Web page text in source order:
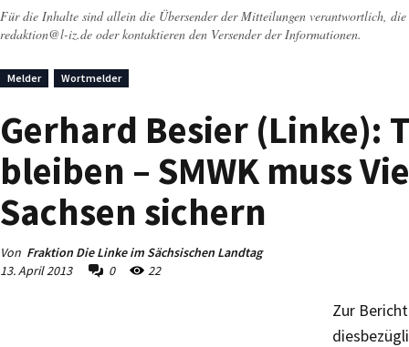
Für die Inhalte sind allein die Übersender der Mitteilungen verantwortlich, die
redaktion@l-iz.de oder kontaktieren den Versender der Informationen.
Melder Wortmelder
Gerhard Besier (Linke):
bleiben – SMWK muss
Sachsen sichern
Von Fraktion Die Linke im Sächsischen Landtag
13. April 2013
0 22
Zur